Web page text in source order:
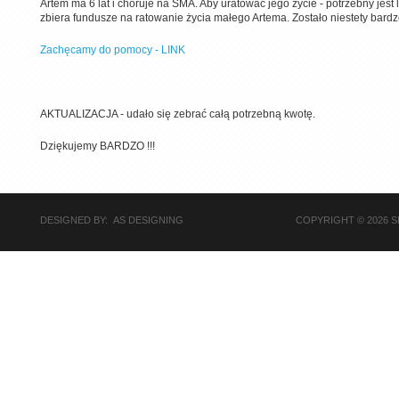
Artem ma 6 lat i choruje na SMA. Aby uratować jego życie - potrzebny
zbiera fundusze na ratowanie życia małego Artema. Zostało niestety
Zachęcamy do pomocy - LINK
AKTUALIZACJA - udało się zebrać całą potrzebną kwotę.
Dziękujemy BARDZO !!!
DESIGNED BY: AS DESIGNING COPYRIGHT © 2026